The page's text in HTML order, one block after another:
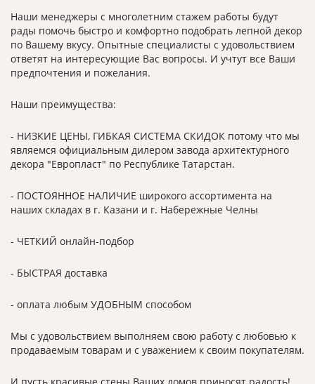
Наши менеджеры с многолетним стажем работы будут
рады помочь быстро и комфортно подобрать лепной декор
по Вашему вкусу. Опытные специалисты с удовольствием
ответят на интересующие Вас вопросы. И учтут все Ваши
предпочтения и пожелания.
Наши преимущества:
- НИЗКИЕ ЦЕНЫ, ГИБКАЯ СИСТЕМА СКИДОК потому что мы
являемся официальным дилером завода архитектурного
декора "Европласт" по Республике Татарстан.
- ПОСТОЯННОЕ НАЛИЧИЕ широкого ассортимента на
наших складах в г. Казани и г. Набережные Челны
- ЧЕТКИЙ онлайн-подбор
- БЫСТРАЯ доставка
- оплата любым УДОБНЫМ способом
Мы с удовольствием выполняем свою работу с любовью к
продаваемым товарам и с уважением к своим покупателям.